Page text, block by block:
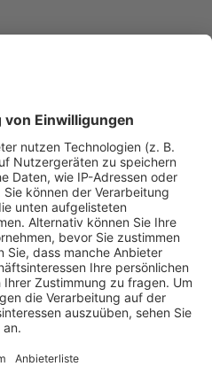
an. Dabei wird
entschieden,
Brühl, Frechen, Kerpen und
sind, gibt es die
abzustimmen oder schon
der jeweiligen Stadt zu
Brühl sind die Wahlbüros
in Pulheim bereits seit
öffnet das Wahlbüro